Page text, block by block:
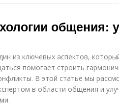
общения:
из ключевых аспектов,
помогает строить
В этой статье мы
в области общения и